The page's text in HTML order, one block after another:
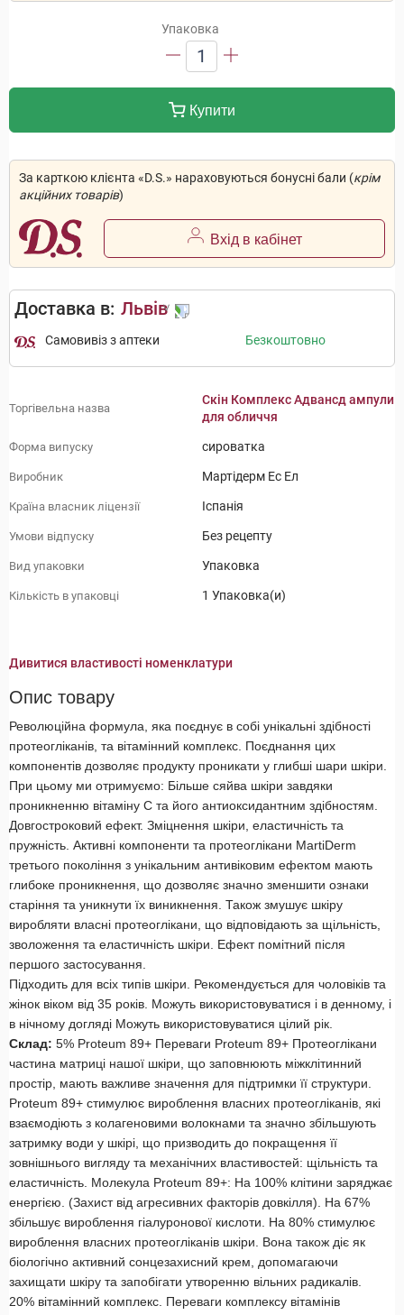
Упаковка
1
Купити
За карткою клієнта «D.S.» нараховуються бонусні бали (крім
акційних товарів)
Вхід в кабінет
Доставка в: Львів
Самовивіз з аптеки Безкоштовно
Торгівельна назва
Скін Комплекс Адвансд ампули
для обличчя
Форма випуску сироватка
Виробник Мартідерм Ес Ел
Країна власник ліцензії Іспанія
Умови відпуску Без рецепту
Вид упаковки Упаковка
Кількість в упаковці 1 Упаковка(и)
Дивитися властивості номенклатури
Опис товару
Революційна формула, яка поєднує в собі унікальні здібності
протеогліканів, та вітамінний комплекс. Поєднання цих
компонентів дозволяє продукту проникати у глибші шари шкіри.
При цьому ми отримуємо: Більше сяйва шкіри завдяки
проникненню вітаміну С та його антиоксидантним здібностям.
Довгостроковий ефект. Зміцнення шкіри, еластичність та
пружність. Активні компоненти та протеоглікани MartiDerm
третього покоління з унікальним антивіковим ефектом мають
глибоке проникнення, що дозволяє значно зменшити ознаки
старіння та уникнути їх виникнення. Також змушує шкіру
виробляти власні протеоглікани, що відповідають за щільність,
зволоження та еластичність шкіри. Ефект помітний після
першого застосування.
Підходить для всіх типів шкіри. Рекомендується для чоловіків та
жінок віком від 35 років. Можуть використовуватися і в денному, і
в нічному догляді Можуть використовуватися цілий рік.
Склад: 5% Proteum 89+ Переваги Proteum 89+ Протеоглікани
частина матриці нашої шкіри, що заповнюють міжклітинний
простір, мають важливе значення для підтримки її структури.
Proteum 89+ стимулює вироблення власних протеогліканів, які
взаємодіють з колагеновими волокнами та значно збільшують
затримку води у шкірі, що призводить до покращення її
зовнішнього вигляду та механічних властивостей: щільність та
еластичність. Молекула Proteum 89+: На 100% клітини заряджає
енергією. (Захист від агресивних факторів довкілля). На 67%
збільшує вироблення гіалуронової кислоти. На 80% стимулює
вироблення власних протеогліканів шкіри. Вона також діє як
біологічно активний сонцезахисний крем, допомагаючи
захищати шкіру та запобігати утворенню вільних радикалів.
20% вітамінний комплекс. Переваги комплексу вітамінів